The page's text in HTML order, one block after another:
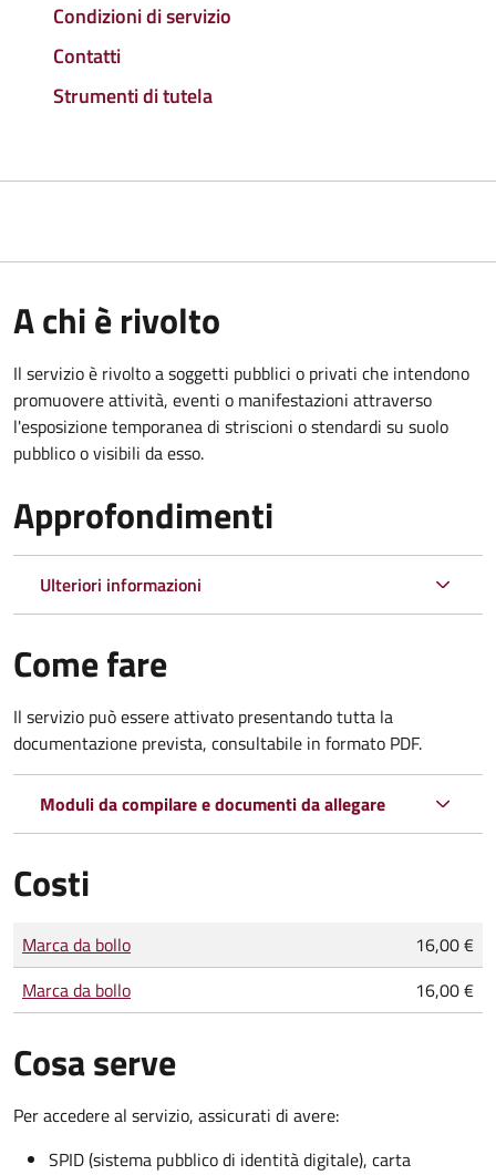
Condizioni di servizio
Contatti
Strumenti di tutela
A chi è rivolto
Il servizio è rivolto a soggetti pubblici o privati che intendono
promuovere attività, eventi o manifestazioni attraverso
l'esposizione temporanea di striscioni o stendardi su suolo
pubblico o visibili da esso.
Approfondimenti
Ulteriori informazioni
Come fare
Il servizio può essere attivato presentando tutta la
documentazione prevista, consultabile in formato PDF.
Moduli da compilare e documenti da allegare
Costi
Tipo di pagamento
Importo
Marca da bollo
16,00 €
Marca da bollo
16,00 €
Cosa serve
Per accedere al servizio, assicurati di avere:
SPID (sistema pubblico di identità digitale), carta